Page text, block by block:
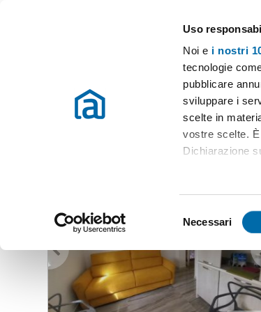
Uso
Noi e i nostri
tecnologie
pubblicare
sviluppare i
scelte in
vostre scelte.
Dichiarazione
Identificare
(impronte
Approfondisci
dettagli. Puoi
Utilizziamo i
e
e
z
i
Necessari
Case e appartamenti in affitto in tutta Italia
Affitto Montignoso Appartamenti Affitto
Affitto bilocale arredato montignoso (2